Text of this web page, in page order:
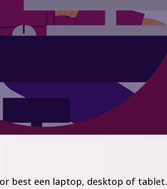
best een laptop, desktop of tablet.